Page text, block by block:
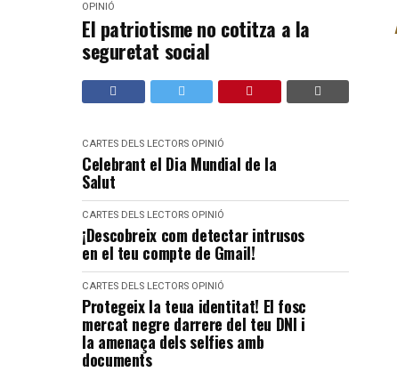
OPINIÓ
El patriotisme no cotitza a la
seguretat social
CARTES DELS LECTORS OPINIÓ
Celebrant el Dia Mundial de la
Salut
CARTES DELS LECTORS OPINIÓ
¡Descobreix com detectar intrusos
en el teu compte de Gmail!
CARTES DELS LECTORS OPINIÓ
Protegeix la teua identitat! El fosc
mercat negre darrere del teu DNI i
la amenaça dels selfies amb
documents